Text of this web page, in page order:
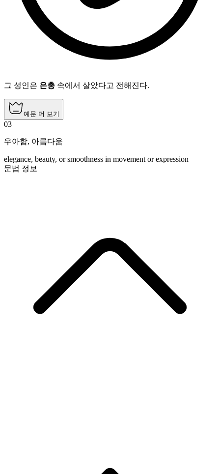
그 성인은 은총 속에서 살았다고 전해진다.
예문 더 보기
03
우아함, 아름다움
elegance, beauty, or smoothness in movement or expression
문법 정보